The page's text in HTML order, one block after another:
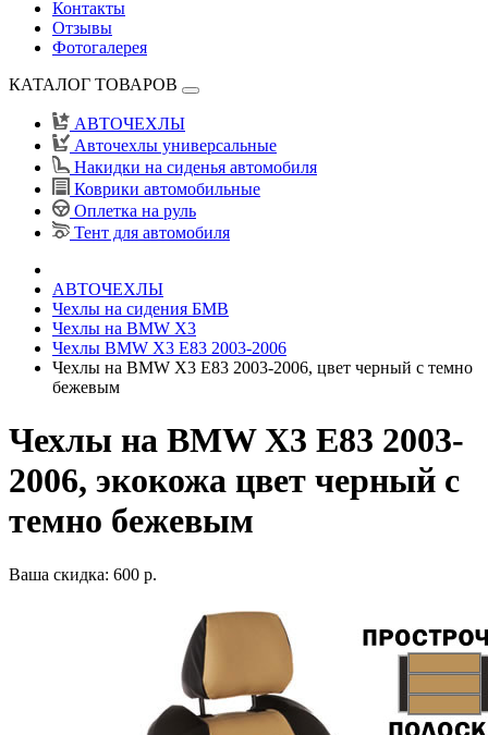
Контакты
Отзывы
Фотогалерея
КАТАЛОГ ТОВАРОВ
АВТОЧЕХЛЫ
Авточехлы универсальные
Накидки на сиденья автомобиля
Коврики автомобильные
Оплетка на руль
Тент для автомобиля
АВТОЧЕХЛЫ
Чехлы на сидения БМВ
Чехлы на BMW X3
Чехлы BMW X3 E83 2003-2006
Чехлы на BMW X3 E83 2003-2006, цвет черный с темно
бежевым
Чехлы на BMW X3 E83 2003-
2006, экокожа цвет черный с
темно бежевым
Ваша скидка: 600 р.